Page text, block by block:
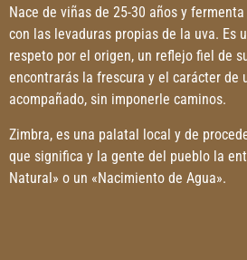
Nace de viñas de 25-30 años y
con las levaduras propias de la uva. Es
respeto por el origen, un reflejo fiel de
encontrarás la frescura y el carácter de
acompañado, sin imponerle caminos.
Zimbra, es una palatal local y de
que significa y la gente del pueblo la
Natural» o un «Nacimiento de Agua».